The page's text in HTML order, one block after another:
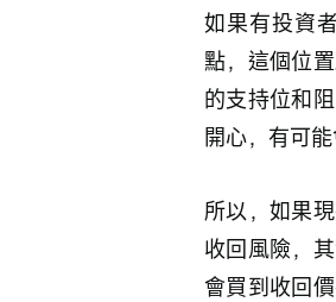
如果有投資
點，這個位
的支持位和
開心，有可
所以，如果
收回風險，
會買到收回